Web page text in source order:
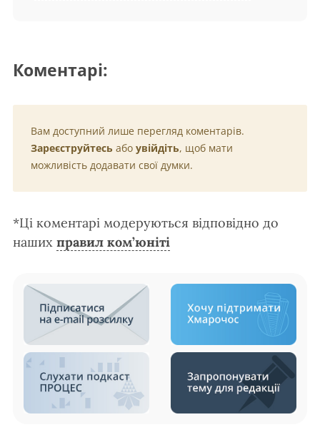
Коментарі:
Вам доступний лише перегляд коментарів.
Зареєструйтесь або увійдіть, щоб мати
можливість додавати свої думки.
*Ці коментарі модеруються відповідно до
наших правил ком’юніті